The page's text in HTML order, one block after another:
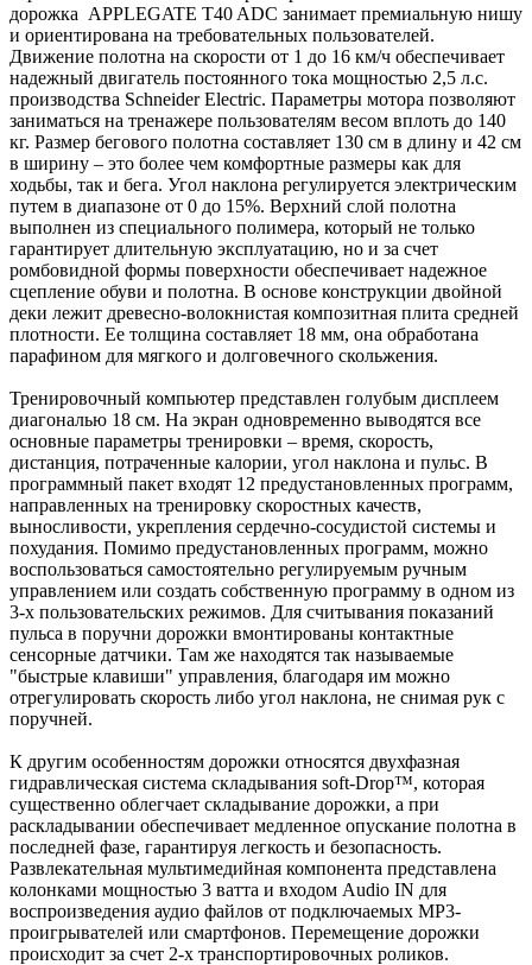
дорожка APPLEGATE T40 ADC занимает премиальную нишу
и ориентирована на требовательных пользователей.
Движение полотна на скорости от 1 до 16 км/ч обеспечивает
надежный двигатель постоянного тока мощностью 2,5 л.с.
производства Schneider Electric. Параметры мотора позволяют
заниматься на тренажере пользователям весом вплоть до 140
кг. Размер бегового полотна составляет 130 см в длину и 42 см
в ширину – это более чем комфортные размеры как для
ходьбы, так и бега. Угол наклона регулируется электрическим
путем в диапазоне от 0 до 15%. Верхний слой полотна
выполнен из специального полимера, который не только
гарантирует длительную эксплуатацию, но и за счет
ромбовидной формы поверхности обеспечивает надежное
сцепление обуви и полотна. В основе конструкции двойной
деки лежит древесно-волокнистая композитная плита средней
плотности. Ее толщина составляет 18 мм, она обработана
парафином для мягкого и долговечного скольжения.
Тренировочный компьютер представлен голубым дисплеем
диагональю 18 см. На экран одновременно выводятся все
основные параметры тренировки – время, скорость,
дистанция, потраченные калории, угол наклона и пульс. В
программный пакет входят 12 предустановленных программ,
направленных на тренировку скоростных качеств,
выносливости, укрепления сердечно-сосудистой системы и
похудания. Помимо предустановленных программ, можно
воспользоваться самостоятельно регулируемым ручным
управлением или создать собственную программу в одном из
3-х пользовательских режимов. Для считывания показаний
пульса в поручни дорожки вмонтированы контактные
сенсорные датчики. Там же находятся так называемые
"быстрые клавиши" управления, благодаря им можно
отрегулировать скорость либо угол наклона, не снимая рук с
поручней.
К другим особенностям дорожки относятся двухфазная
гидравлическая система складывания soft-Drop™, которая
существенно облегчает складывание дорожки, а при
раскладывании обеспечивает медленное опускание полотна в
последней фазе, гарантируя легкость и безопасность.
Развлекательная мультимедийная компонента представлена
колонками мощностью 3 ватта и входом Audio IN для
воспроизведения аудио файлов от подключаемых MP3-
проигрывателей или смартфонов. Перемещение дорожки
происходит за счет 2-х транспортировочных роликов.